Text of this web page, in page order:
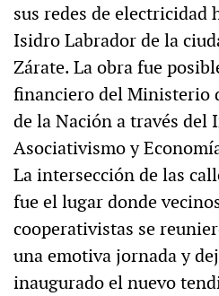
sus redes de electricidad
Isidro Labrador de la
Zárate. La obra fue
financiero del Ministerio
de la Nación a través
Asociativismo y
La intersección de las
fue el lugar donde
cooperativistas se
una emotiva jornada y
inaugurado el nuevo